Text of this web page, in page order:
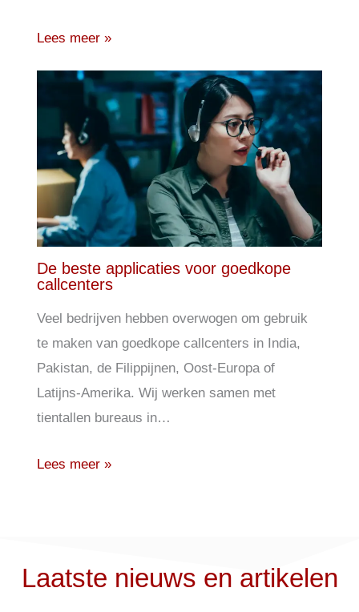
Lees meer »
De beste applicaties voor goedkope
callcenters
Veel bedrijven hebben overwogen om gebruik
te maken van goedkope callcenters in India,
Pakistan, de Filippijnen, Oost-Europa of
Latijns-Amerika. Wij werken samen met
tientallen bureaus in…
Lees meer »
Laatste nieuws en artikelen